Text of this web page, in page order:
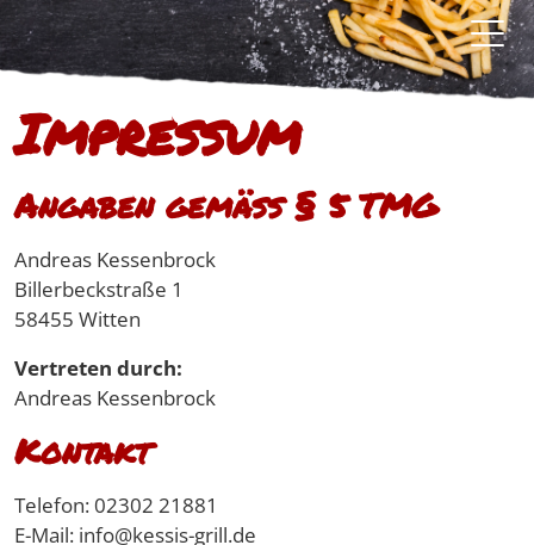
Impressum
Angaben gemäß § 5 TMG
Andreas Kessenbrock
Billerbeckstraße 1
58455 Witten
Vertreten durch:
Andreas Kessenbrock
Kontakt
Telefon: 02302 21881
E-Mail: info@kessis-grill.de